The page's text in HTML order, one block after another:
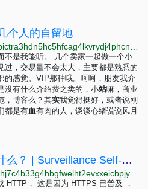
个人的自留地
不是我能听。 几个卖家一起做一个小
过，交易量不会太大，主要都是熟悉的
的感觉。VIP那种哦。呵呵，朋友我介
没有什么介绍费之类的，小站嘛，商业
，博客么？其实我觉得挺好，或者说刚
都是有血有肉的人，谈谈心绪说说风月
关于加密，我应该了解什么？ | Surveillance Self-Defense
HTTP， 这是因为 HTTPS 已普及 ，